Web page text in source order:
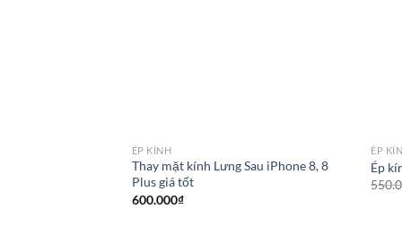
ÉP KÍNH
Thay mặt kính Lưng Sau iPhone 8, 8
Plus giá tốt
600.000₫
ÉP
Ép